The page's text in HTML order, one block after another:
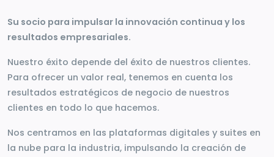
Su socio para impulsar la innovación continua y los
resultados empresariales.
Nuestro éxito depende del éxito de nuestros clientes.
Para ofrecer un valor real, tenemos en cuenta los
resultados estratégicos de negocio de nuestros
clientes en todo lo que hacemos.
Nos centramos en las plataformas digitales y suites en
la nube para la industria, impulsando la creación de